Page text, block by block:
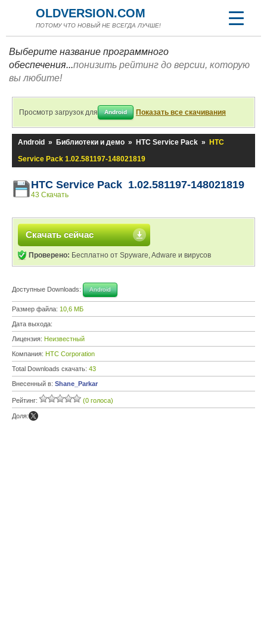
OLDVERSION.COM
ПОТОМУ ЧТО НОВЫЙ НЕ ВСЕГДА ЛУЧШЕ!
Выберите название программного
обеспечения...понизить рейтинг до версии, которую
вы любите!
Просмотр загрузок для Android Показать все скачивания
Android » Библиотеки и демо » HTC Service Pack »
HTC
Service Pack 1.02.581197-148021819
HTC Service Pack 1.02.581197-148021819
43 Скачать
Скачать сейчас
Проверено: Бесплатно от Spyware, Adware и вирусов
Доступные Downloads: Android
Размер файла: 10,6 МБ
Дата выхода:
Лицензия: Неизвестный
Компания: HTC Corporation
Total Downloads скачать: 43
Внесенный в: Shane_Parkar
Рейтинг: (0 голоса)
Доля: